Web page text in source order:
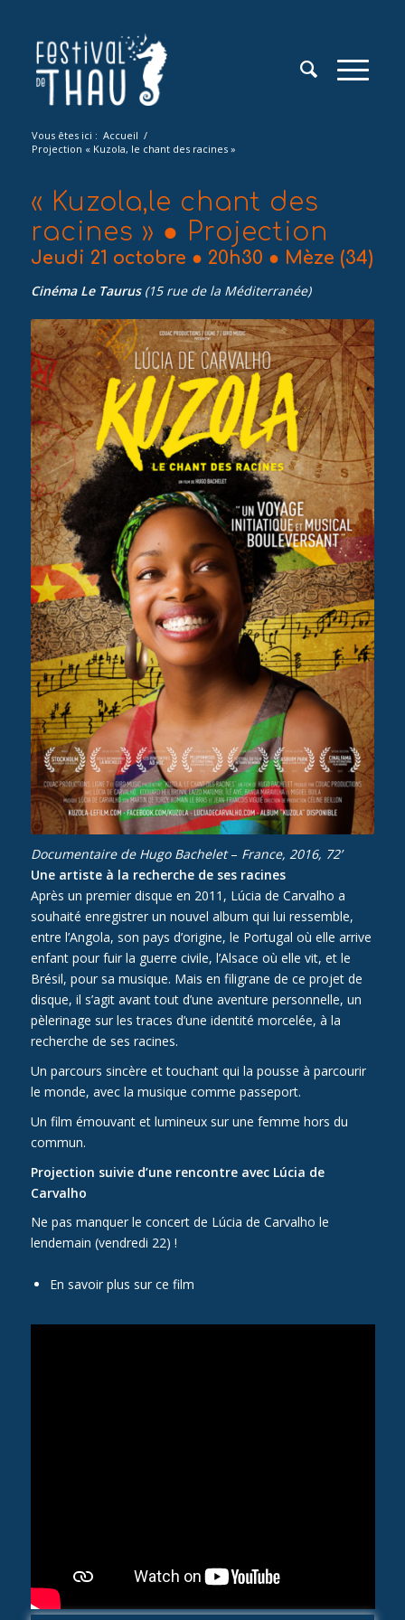
Vous êtes ici : Accueil /
Projection « Kuzola, le chant des racines »
« Kuzola,le chant des
racines » ● Projection
Jeudi 21 octobre ● 20h30 ● Mèze (34)
Cinéma Le Taurus(15 rue de la Méditerranée)
Documentaire de Hugo Bachelet– France, 2016, 72’
Une artiste à la recherche de ses racines
Après un premier disque en 2011, Lúcia de Carvalho a
souhaité enregistrer un nouvel album qui lui ressemble,
entre l’Angola, son pays d’origine, le Portugal où elle arrive
enfant pour fuir la guerre civile, l’Alsace où elle vit, et le
Brésil, pour sa musique. Mais en filigrane de ce projet de
disque, il s’agit avant tout d’une aventure personnelle, un
pèlerinage sur les traces d’une identité morcelée, à la
recherche de ses racines.
Un parcours sincère et touchant qui la pousse à parcourir
le monde, avec la musique comme passeport.
Un film émouvant et lumineux sur une femme hors du
commun.
Projection suivie d’une rencontre avec Lúcia de
Carvalho
Ne pas manquer le concert de Lúcia de Carvalho le
lendemain (vendredi 22) !
En savoir plus sur ce film